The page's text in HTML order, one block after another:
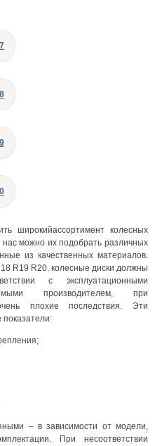
широкийассортимент колесных
можно их подобрать различных
из качественных материалов.
R19 R20. колесные диски должны
с эксплуатационными
производителем, при
плохие последствия. Эти
– в зависимости от модели,
При несоответствии